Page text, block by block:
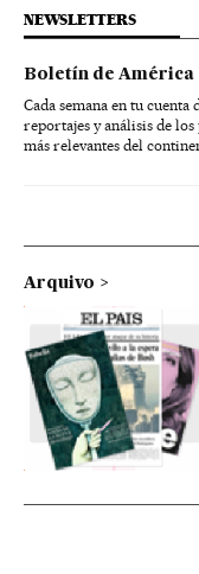
NEWSLETTERS
Boletín de América
Cada semana en tu
reportajes y análisis de
más relevantes del
Arquivo